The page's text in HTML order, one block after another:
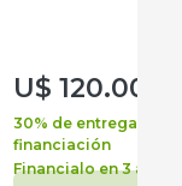
U$ 120.000
30% de entrega +
financiación
Financialo en 3 años